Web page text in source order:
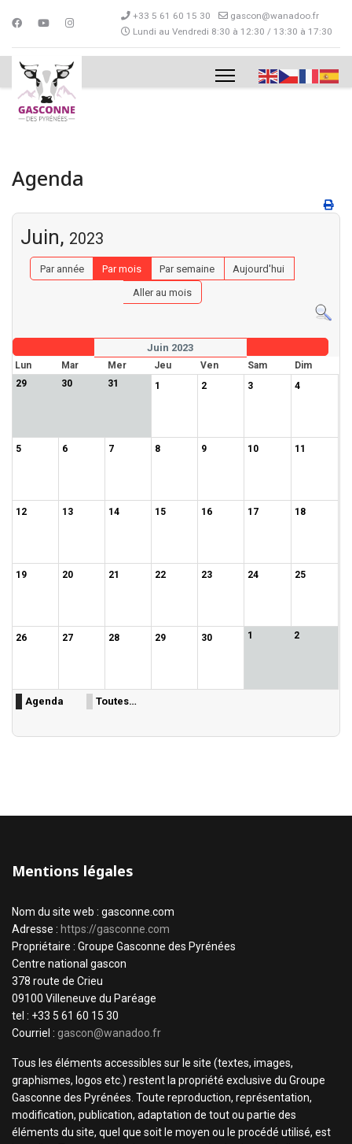
+33 5 61 60 15 30
gascon@wanadoo.fr
Lundi au Vendredi 8:30 à 12:30 / 13:30 à 17:30
Agenda
Juin, 2023
Par année Par mois Par semaine
Aujourd'hui
Aller au mois
Juin 2023
Lun Mar Mer Jeu Ven Sam
Dim
29
30 31 1 2 3 4
5 6 7 8 9 10 11
12 13 14 15 16 17 18
19 20 21 22 23 24 25
26 27 28 29 30 1 2
Agenda Toutes…
Mentions légales
Nom du site web : gasconne.com
Adresse : https://gasconne.com
Propriétaire : Groupe Gasconne des Pyrénées
Centre national gascon
378 route de Crieu
09100 Villeneuve du Paréage
tel : +33 5 61 60 15 30
Courriel : gascon@wanadoo.fr
Tous les éléments accessibles sur le site (textes, images,
graphismes, logos etc.) restent la propriété exclusive du Groupe
Gasconne des Pyrénées. Toute reproduction, représentation,
modification, publication, adaptation de tout ou partie des
éléments du site, quel que soit le moyen ou le procédé utilisé, est